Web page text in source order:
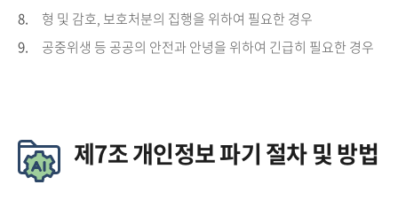
8.
형 및 감호, 보호처분의 집행을 위하여 필요한 경우
9.
공중위생 등 공공의 안전과 안녕을 위하여 긴급히 필요한 경우
제7조 개인정보 파기 절차 및 방법